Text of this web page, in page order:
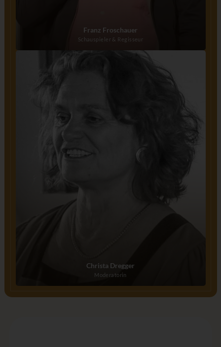
Franz Froschauer
Schauspieler & Regisseur
Christa Dregger
Moderatorin